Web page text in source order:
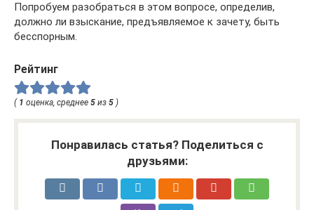
Попробуем разобраться в этом вопросе, определив,
должно ли взыскание, предъявляемое к зачету, быть
бесспорным.
Рейтинг
( 1 оценка, среднее 5 из 5 )
Понравилась статья? Поделиться с
друзьями: